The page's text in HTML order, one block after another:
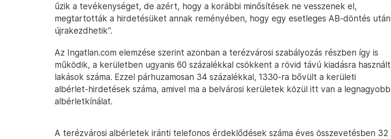
űzik a tevékenységet, de azért, hogy a korábbi minősítések ne vesszenek el,
megtartották a hirdetésüket annak reményében, hogy egy esetleges AB-döntés után
újrakezdhetik”.
Az Ingatlan.com elemzése szerint azonban a terézvárosi szabályozás részben így is
működik, a kerületben ugyanis 60 százalékkal csökkent a rövid távú kiadásra használt
lakások száma. Ezzel párhuzamosan 34 százalékkal, 1330-ra bővült a kerületi
albérlet-hirdetések száma, amivel ma a belvárosi kerületek közül itt van a legnagyobb
albérletkínálat.
A terézvárosi albérletek iránti telefonos érdeklődések száma éves összevetésben 32